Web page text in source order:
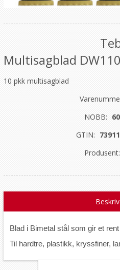
Multisagblad
10 pkk multisagblad
NOBB:
GTIN:
Produsent:
Blad i Bimetal stål som gir et
Til hardtre, plastikk, kryssfiner,